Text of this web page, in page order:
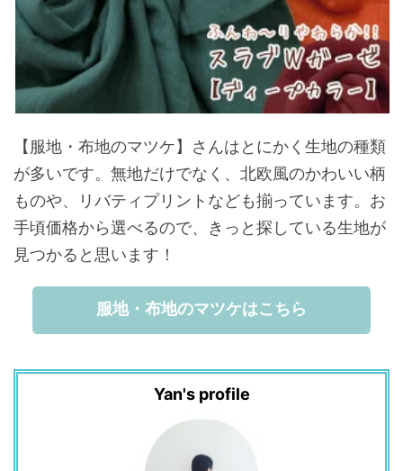
【服地・布地のマツケ】さんはとにかく生地の種類
が多いです。無地だけでなく、北欧風のかわいい柄
ものや、リバティプリントなども揃っています。お
手頃価格から選べるので、きっと探している生地が
見つかると思います！
服地・布地のマツケはこちら
Yan's profile